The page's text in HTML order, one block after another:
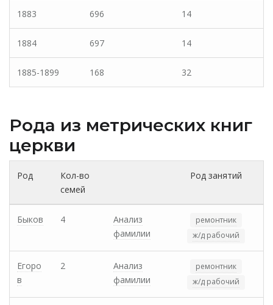
1883 696 14
1884 697 14
1885-1899 168 32
Рода из метрических книг
церкви
Род
Кол-во
семей
Род занятий
Быков 4
Анализ
фамилии
ремонтник
ж/д рабочий
Егоро
в
2
Анализ
фамилии
ремонтник
ж/д рабочий